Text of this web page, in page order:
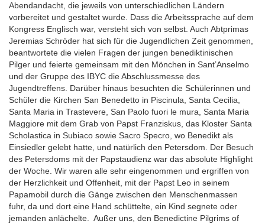
Abendandacht, die jeweils von unterschiedlichen Ländern
vorbereitet und gestaltet wurde. Dass die Arbeitssprache auf dem
Kongress Englisch war, versteht sich von selbst. Auch Abtprimas
Jeremias Schröder hat sich für die Jugendlichen Zeit genommen,
beantwortete die vielen Fragen der jungen benediktinischen
Pilger und feierte gemeinsam mit den Mönchen in Sant’Anselmo
und der Gruppe des IBYC die Abschlussmesse des
Jugendtreffens. Darüber hinaus besuchten die Schülerinnen und
Schüler die Kirchen San Benedetto in Piscinula, Santa Cecilia,
Santa Maria in Trastevere, San Paolo fuori le mura, Santa Maria
Maggiore mit dem Grab von Papst Franziskus, das Kloster Santa
Scholastica in Subiaco sowie Sacro Specro, wo Benedikt als
Einsiedler gelebt hatte, und natürlich den Petersdom. Der Besuch
des Petersdoms mit der Papstaudienz war das absolute Highlight
der Woche. Wir waren alle sehr eingenommen und ergriffen von
der Herzlichkeit und Offenheit, mit der Papst Leo in seinem
Papamobil durch die Gänge zwischen den Menschenmassen
fuhr, da und dort eine Hand schüttelte, ein Kind segnete oder
jemanden anlächelte. Außer uns, den Benedictine Pilgrims of